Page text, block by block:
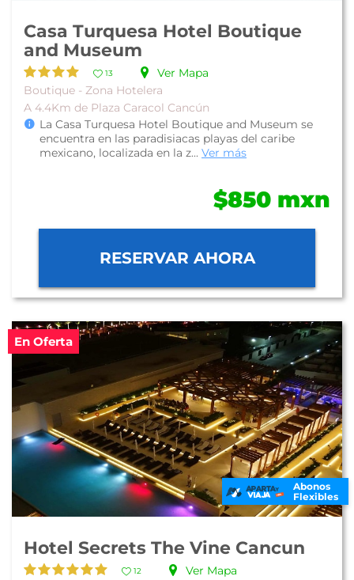
Casa Turquesa Hotel Boutique
and Museum
13
Ver Mapa
Boutique - Zona Hotelera
A 4.4Km de Plaza Caracol Cancún
La Casa Turquesa Hotel Boutique and Museum se
encuentra en las paradisiacas playas del caribe
mexicano, localizada en la z... Ver más
$850 mxn
RESERVAR AHORA
En Oferta
Abonos
Flexibles
Hotel Secrets The Vine Cancun
12
Ver Mapa